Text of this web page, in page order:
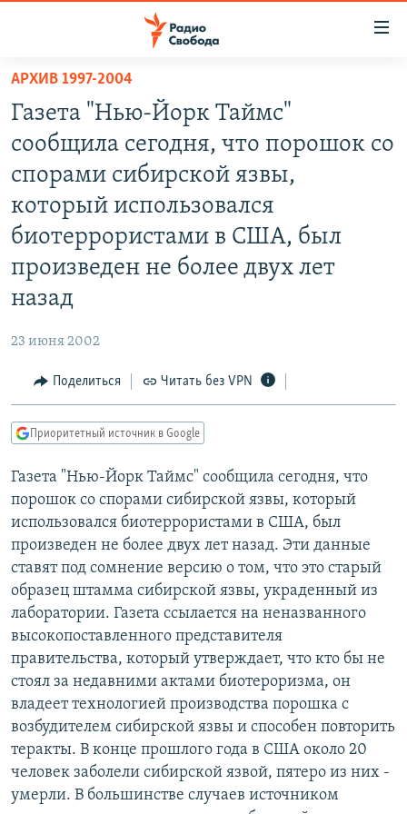
упрощенного
доступа
Вернуться
основному
содержанию
Вернутся
главной
навигации
ПРОГРАММЫ
ПОДКАСТЫ
АВТОРСКИЕ ПРОЕКТЫ
ЦИТАТЫ СВОБОДЫ
МНЕНИЯ
КУЛЬТУРА
IDEL.РЕАЛИИ
СИБИРЬ.РЕАЛИИ
РАСПИСАНИЕ ВЕЩАНИЯ
СОЦИАЛЬНЫЕ СЕТИ
Все сайты РСЕ/РС
АРХИВ 1997-2004
Газета "Нью-Йорк Таймс"
сообщила сегодня, что порошок со
спорами сибирской язвы,
который использовался
биотеррористами в США, был
произведен не более двух лет
назад
23 июня 2002
Поделиться Читать без VPN
Приоритетный источник в Google
Газета "Нью-Йорк Таймс" сообщила сегодня, что
порошок со спорами сибирской язвы, который
использовался биотеррористами в США, был
произведен не более двух лет назад. Эти данные
ставят под сомнение версию о том, что это старый
образец штамма сибирской язвы, украденный из
лаборатории. Газета ссылается на неназванного
высокопоставленного представителя
правительства, который утверждает, что кто бы не
стоял за недавними актами биотероризма, он
владеет технологией производства порошка с
возбудителем сибирской язвы и способен повторить
теракты. В конце прошлого года в США около 20
человек заболели сибирской язвой, пятеро из них -
умерли. В большинстве случаев источником